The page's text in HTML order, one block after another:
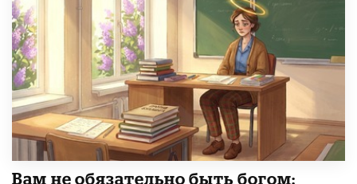
​Вам не обязательно быть богом: